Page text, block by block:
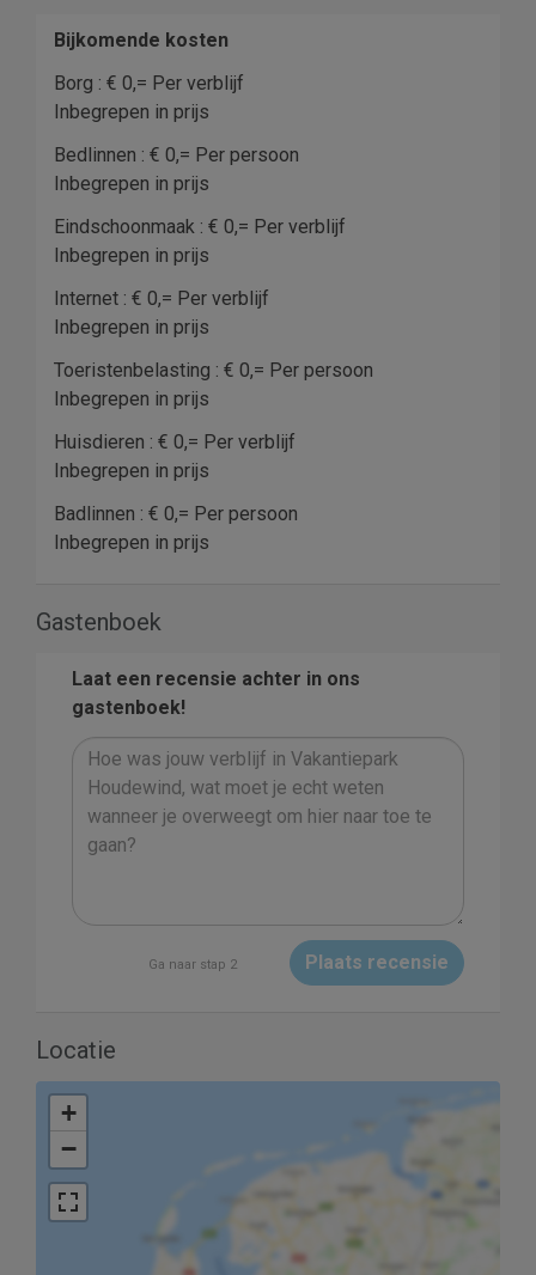
Bijkomende kosten
Borg : € 0,= Per verblijf
Inbegrepen in prijs
Bedlinnen : € 0,= Per persoon
Inbegrepen in prijs
Eindschoonmaak : € 0,= Per verblijf
Inbegrepen in prijs
Internet : € 0,= Per verblijf
Inbegrepen in prijs
Toeristenbelasting : € 0,= Per persoon
Inbegrepen in prijs
Huisdieren : € 0,= Per verblijf
Inbegrepen in prijs
Badlinnen : € 0,= Per persoon
Inbegrepen in prijs
Gastenboek
Laat een recensie achter in ons
gastenboek!
Ga naar stap 2 Plaats recensie
Locatie
+
−